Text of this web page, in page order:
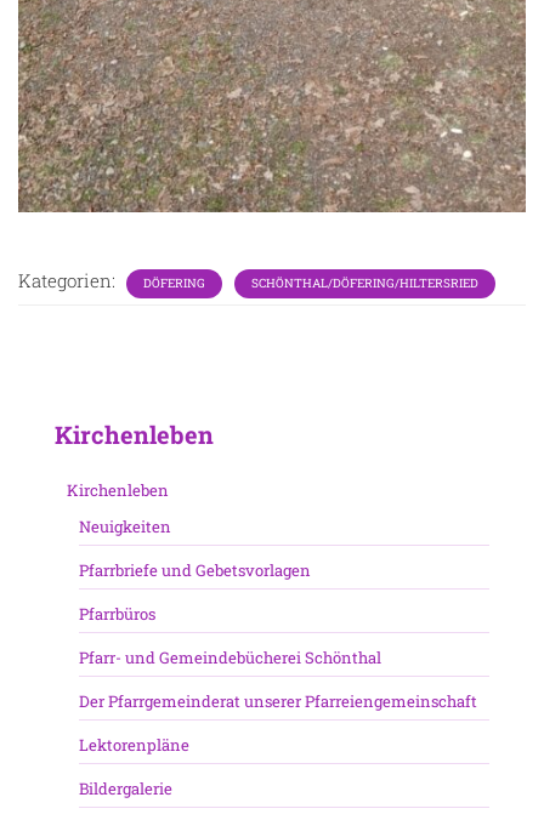
Kategorien: DÖFERING SCHÖNTHAL/DÖFERING/HILTERSRIED
Kirchenleben
Kirchenleben
Neuigkeiten
Pfarrbriefe und Gebetsvorlagen
Pfarrbüros
Pfarr- und Gemeindebücherei Schönthal
Der Pfarrgemeinderat unserer Pfarreiengemeinschaft
Lektorenpläne
Bildergalerie